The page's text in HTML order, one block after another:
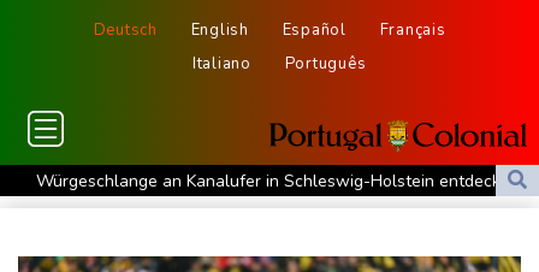
Deutsch English Español
Français
Italiano
Português
Würgeschlange an Kanalufer in Schleswig-Holstein entdeckt
Unter Traktor eingeklemmt: Zwölfjähriger stirbt in Nordrhein-